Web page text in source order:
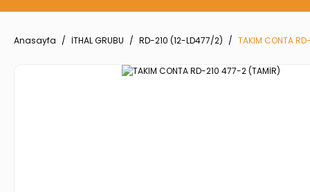
Anasayfa İTHAL GRUBU RD-210 (12-LD477/2) TAKIM CONTA